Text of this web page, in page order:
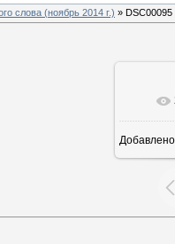
слова (ноябрь 2014 г.) » DSC00095
Добавлено